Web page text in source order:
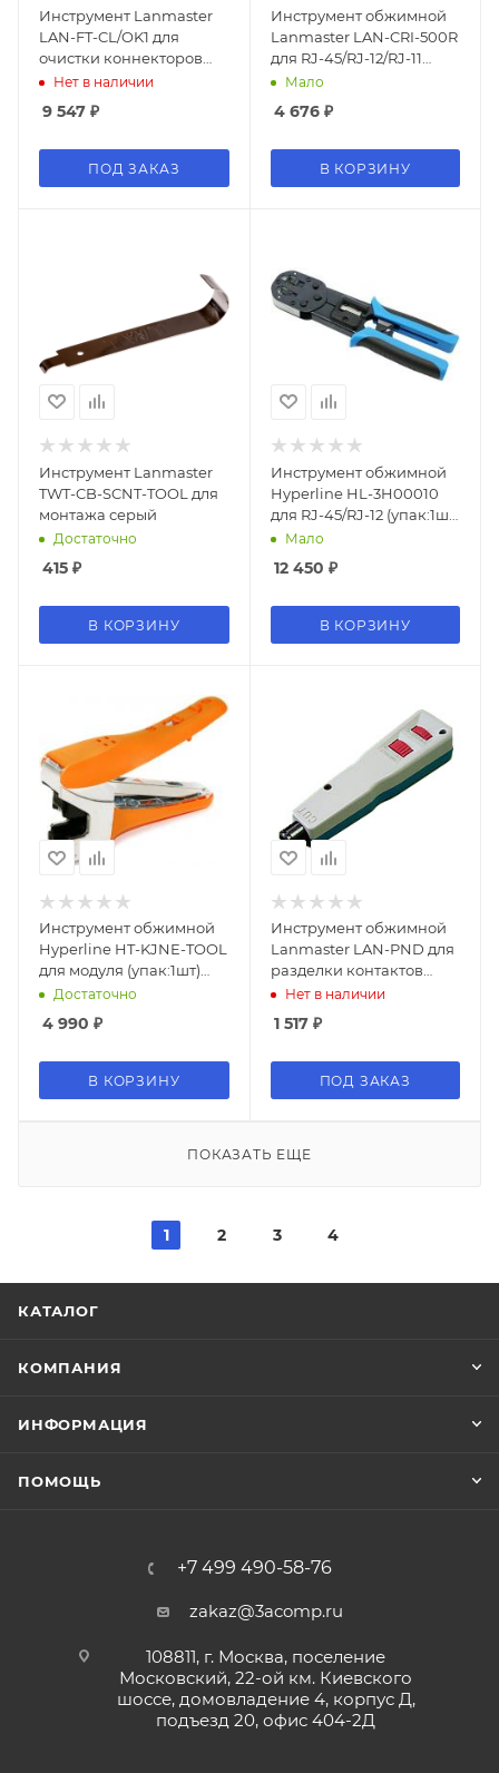
Инструмент Lanmaster
LAN-FT-CL/OK1 для
очистки коннекторов
(упак:1шт)
Нет в наличии
9 547 ₽
ПОД ЗАКАЗ
Инструмент обжимной
Lanmaster LAN-CRI-500R
для RJ-45/RJ-12/RJ-11
(упак:1шт) синий/
Мало
4 676₽
В КОРЗИНУ
Инструмент Lanmaster
TWT-CB-SCNT-TOOL для
монтажа серый
Достаточно
415 ₽
В КОРЗИНУ
Инструмент обжимной
Hyperline HL-3H00010
для RJ-45/RJ-12 (упак:1шт)
черный/голубой
Мало
12 450 ₽
В КОРЗИНУ
Инструмент обжимной
Hyperline HT-KJNE-TOOL
для модуля (упак:1шт)
оранжевый
Достаточно
4 990 ₽
В КОРЗИНУ
Инструмент обжимной
Lanmaster LAN-PND для
разделки контактов
+без ножей (упак:1шт)
Нет в наличии
1 517₽
ПОД ЗАКАЗ
ПОКАЗАТЬ ЕЩЕ
1 2 3 4
КАТАЛОГ
КОМПАНИЯ
ИНФОРМАЦИЯ
ПОМОЩЬ
+7 499 490-58-76
zakaz@3acomp.ru
108811, г. Москва, поселение
Московский, 22-ой км. Киевского
шоссе, домовладение 4, корпус Д,
подъезд 20, офис 404-2Д